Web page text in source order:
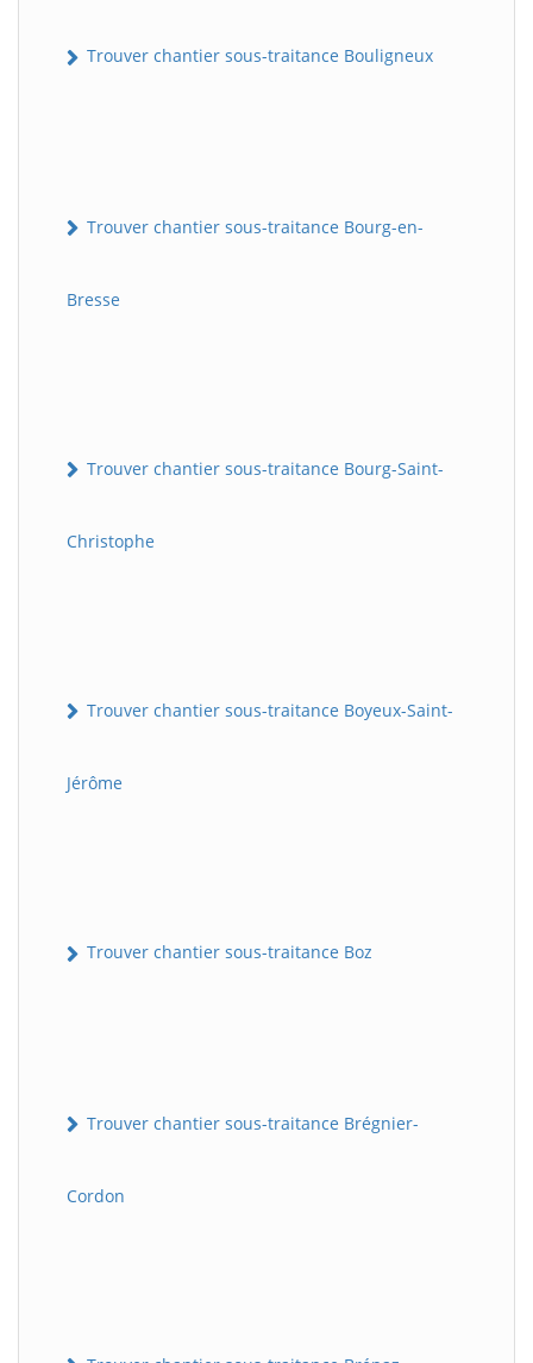
Trouver chantier sous-traitance Bouligneux
Trouver chantier sous-traitance Bourg-en-
Bresse
Trouver chantier sous-traitance Bourg-Saint-
Christophe
Trouver chantier sous-traitance Boyeux-Saint-
Jérôme
Trouver chantier sous-traitance Boz
Trouver chantier sous-traitance Brégnier-
Cordon